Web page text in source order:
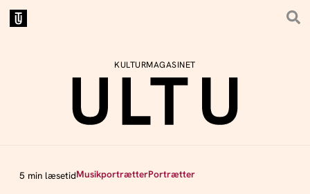
KULTURMAGASINET
5 min læsetidMusikportrætterPortrætter